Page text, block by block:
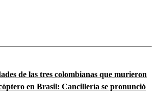
de las tres colombianas que murieron
en Brasil: Cancillería se pronunció